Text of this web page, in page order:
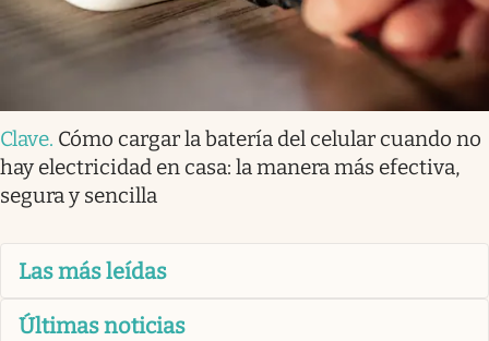
Clave. Cómo cargar la batería del celular cuando no
hay electricidad en casa: la manera más efectiva,
segura y sencilla
Las más leídas
Últimas noticias